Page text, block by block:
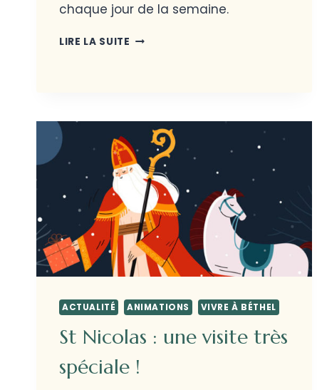
chaque jour de la semaine.
LIRE LA SUITE
ACTUALITÉ ANIMATIONS VIVRE À BÉTHEL
St Nicolas : une visite très
spéciale !